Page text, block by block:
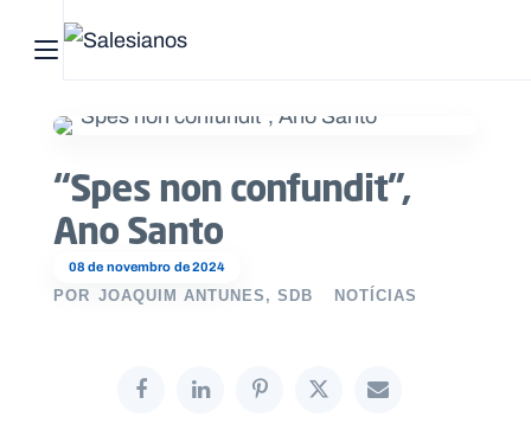
Abrir menu principal
08 de novembro de 2024
“Spes non confundit”,
Ano Santo
POR JOAQUIM ANTUNES, SDB NOTÍCIAS
Pesquisar no site
Início
Quem
somos
que
fazemos